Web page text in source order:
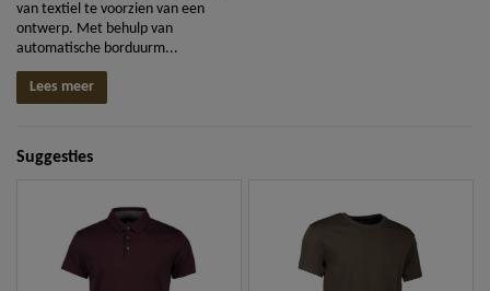
van textiel te voorzien van een
ontwerp. Met behulp van
automatische borduurm...
Lees meer
Suggesties